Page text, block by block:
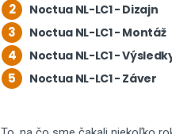
2 Noctua NL-LC1 - Dizajn
3 Noctua NL-LC1 - Montáž
4 Noctua NL-LC1 -
5 Noctua NL-LC1 - Záver